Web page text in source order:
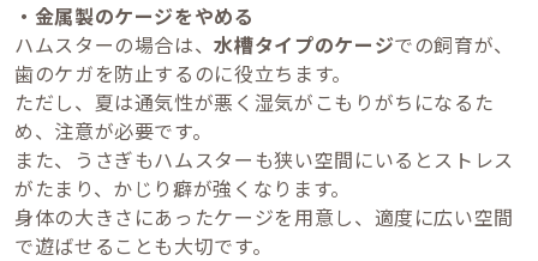
・金属製のケージをやめる
ハムスターの場合は、水槽タイプのケージでの飼育が、
歯のケガを防止するのに役立ちます。
ただし、夏は通気性が悪く湿気がこもりがちになるた
め、注意が必要です。
また、うさぎもハムスターも狭い空間にいるとストレス
がたまり、かじり癖が強くなります。
身体の大きさにあったケージを用意し、適度に広い空間
で遊ばせることも大切です。